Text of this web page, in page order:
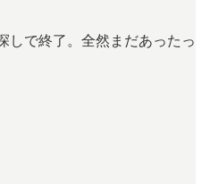
しで終了。全然まだあったっ